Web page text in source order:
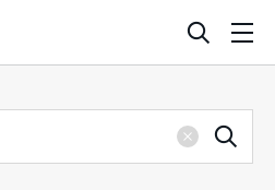
검
색
열
삭
검